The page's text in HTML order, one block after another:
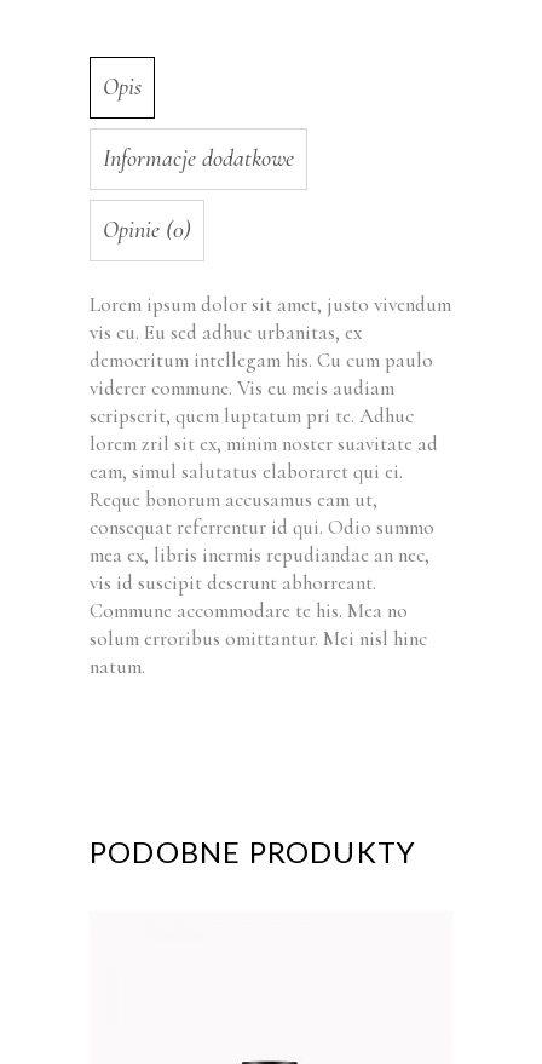
Opis
Informacje dodatkowe
Opinie (0)
Lorem ipsum dolor sit amet, justo vivendum
vis cu. Eu sed adhuc urbanitas, ex
democritum intellegam his. Cu cum paulo
viderer commune. Vis eu meis audiam
scripserit, quem luptatum pri te. Adhuc
lorem zril sit ex, minim noster suavitate ad
eam, simul salutatus elaboraret qui ei.
Reque bonorum accusamus eam ut,
consequat referrentur id qui. Odio summo
mea ex, libris inermis repudiandae an nec,
vis id suscipit deserunt abhorreant.
Commune accommodare te his. Mea no
solum erroribus omittantur. Mei nisl hinc
natum.
PODOBNE PRODUKTY